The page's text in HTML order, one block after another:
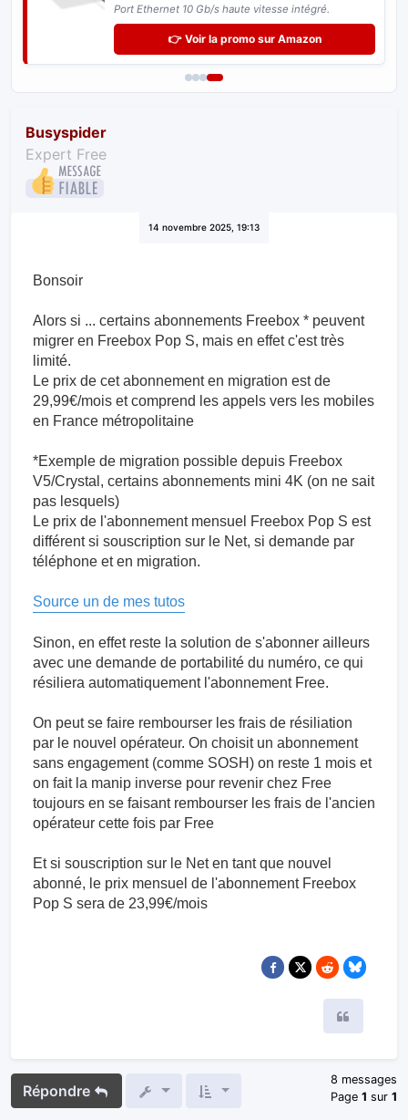
Port Ethernet 10 Gb/s haute vitesse intégré.
👉 Voir la promo sur Amazon
Busyspider
Expert Free
14 novembre 2025, 19:13
Bonsoir
Alors si ... certains abonnements Freebox * peuvent
migrer en Freebox Pop S, mais en effet c'est très
limité.
Le prix de cet abonnement en migration est de
29,99€/mois et comprend les appels vers les mobiles
en France métropolitaine
*Exemple de migration possible depuis Freebox
V5/Crystal, certains abonnements mini 4K (on ne sait
pas lesquels)
Le prix de l'abonnement mensuel Freebox Pop S est
différent si souscription sur le Net, si demande par
téléphone et en migration.
Source un de mes tutos
Sinon, en effet reste la solution de s'abonner ailleurs
avec une demande de portabilité du numéro, ce qui
résiliera automatiquement l'abonnement Free.
On peut se faire rembourser les frais de résiliation
par le nouvel opérateur. On choisit un abonnement
sans engagement (comme SOSH) on reste 1 mois et
on fait la manip inverse pour revenir chez Free
toujours en se faisant rembourser les frais de l'ancien
opérateur cette fois par Free
Et si souscription sur le Net en tant que nouvel
abonné, le prix mensuel de l'abonnement Freebox
Pop S sera de 23,99€/mois
Répondre
8 messages
Page 1 sur 1